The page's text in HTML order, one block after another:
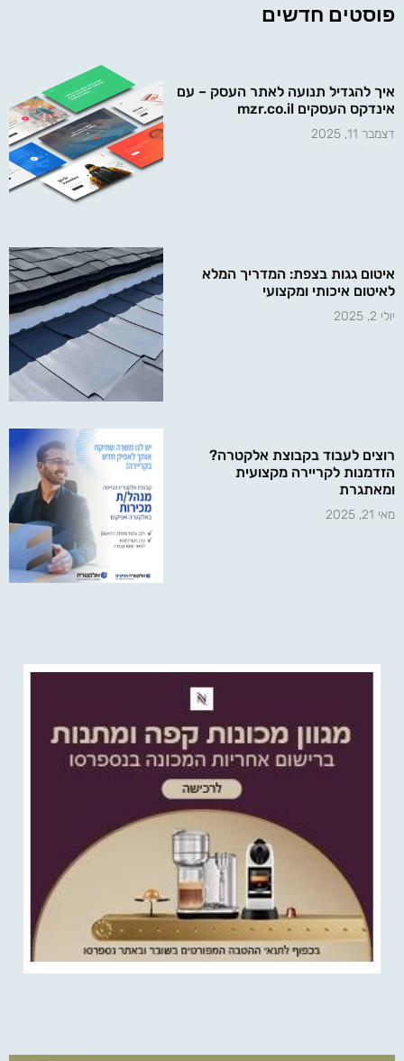
פוסטים חדשים
איך להגדיל תנועה לאתר העסק – עם
אינדקס העסקים mzr.co.il
דצמבר 11, 2025
איטום גגות בצפת: המדריך המלא
לאיטום איכותי ומקצועי
יולי 2, 2025
רוצים לעבוד בקבוצת אלקטרה?
הזדמנות לקריירה מקצועית
ומאתגרת
מאי 21, 2025